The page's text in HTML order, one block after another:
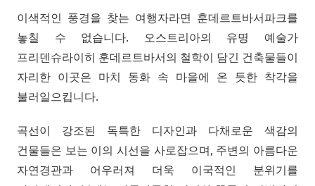
이색적인 풍경을 찾는 여행자라면 훈데르트바서파크를
놓칠 수 없습니다. 오스트리아의 유명 예술가
프리덴슈라이히 훈데르트바서의 철학이 담긴 건축물들이
자리한 이곳은 마치 동화 속 마을에 온 듯한 착각을
불러일으킵니다.
곡선이 강조된 독특한 디자인과 다채로운 색감의
건물들은 보는 이의 시선을 사로잡으며, 주변의 아름다운
자연경관과 어우러져 더욱 이국적인 분위기를